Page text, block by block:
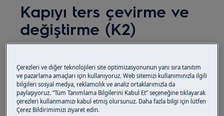
Kapıyı ters çevirme ve
değiştirme (K2)
Herhangi bir bakım işleminden önce, cihazı devre
dışı bırakın ve elektrik fişini prizden çekin.
Aletleri taşırken her zaman dikkatli olun, ağır
Çerezleri ve diğer teknolojileri site optimizasyonunun yanı sıra tanıtım
ve pazarlama amaçları için kullanıyoruz. Web sitemizi kullanımınızla ilgili
bilgileri sosyal medya, reklamcılık ve analiz ortaklarımızla da
paylaşıyoruz. “Tüm Tanımlama Bilgilerini Kabul Et” seçeneğine tıklayarak
çerezleri kullanmamızı kabul etmiş olursunuz. Daha fazla bilgi için lütfen
Çerez Bildirimimizi ziyaret edin.